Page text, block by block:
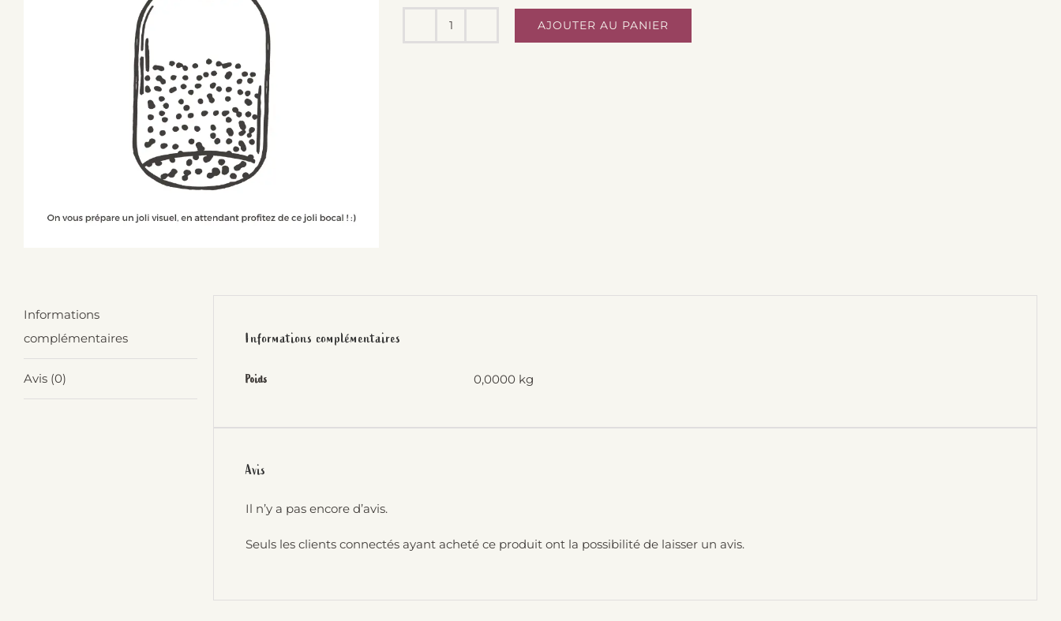
AJOUTER AU PANIER
Informations
complémentaires
Avis (0)
Informations complémentaires
Poids 0,0000 kg
Avis
Il n’y a pas encore d’avis.
Seuls les clients connectés ayant acheté ce produit ont la possibilité de laisser un avis.